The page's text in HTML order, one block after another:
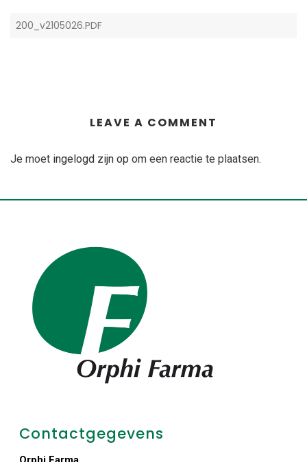
200_v2105026.PDF
LEAVE A COMMENT
Je moet ingelogd zijn op om een reactie te plaatsen.
Contactgegevens